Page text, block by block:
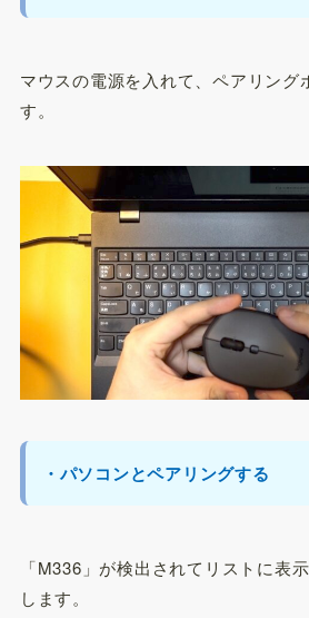
マウスの電源を入れて、ペアリング
す。
・パソコンとペアリングする
「M336」が検出されてリストに表
します。